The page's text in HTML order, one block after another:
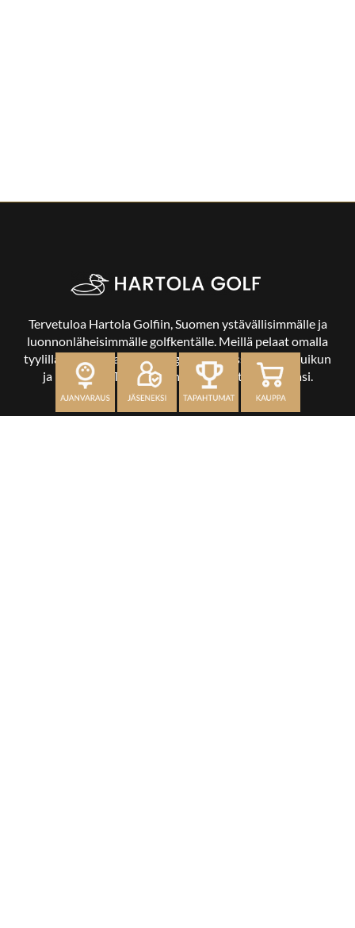
Tervetuloa Hartola Golfiin, Suomen ystävällisimmälle ja
luonnonläheisimmälle golfkentälle. Meillä pelaat omalla
tyylilläsi ja tasollasi – ja bongaat halutessasi vaikka uikun
ja kuikankin. Tärkeintä on, että nautit vierailustasi.